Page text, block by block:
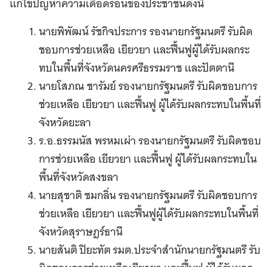
นายพิพัฒน์ รัชกิจประการ รองนายกรัฐมนตรี รับผิด
ชอบการช่วยเหลือ เยียวยา และฟื้นฟูผู้ได้รับผลกระ
ทบในพื้นที่จังหวัดนครศรีธรรมราช และปัตตานี
นายโสภณ ชารัมย์ รองนายกรัฐมนตรี รับผิดชอบการ
ช่วยเหลือ เยียวยา และฟื้นฟู ผู้ได้รับผลกระทบในพื้นที่
จังหวัดยะลา
ร.อ.ธรรมนัส พรหมเผ่า รองนายกรัฐมนตรี รับผิดชอบ
การช่วยเหลือ เยียวยา และฟื้นฟู ผู้ได้รับผลกระทบใน
พื้นที่จังหวัดสงขลา
นายสุชาติ ชมกลิ่น รองนายกรัฐมนตรี รับผิดชอบการ
ช่วยเหลือ เยียวยา และฟื้นฟูผู้ได้รับผลกระทบในพื้นที่
จังหวัดสุราษฎร์ธานี
นายสันติ ปิยะทัต รมต.ประจำสำนักนายกรัฐมนตรี รับ